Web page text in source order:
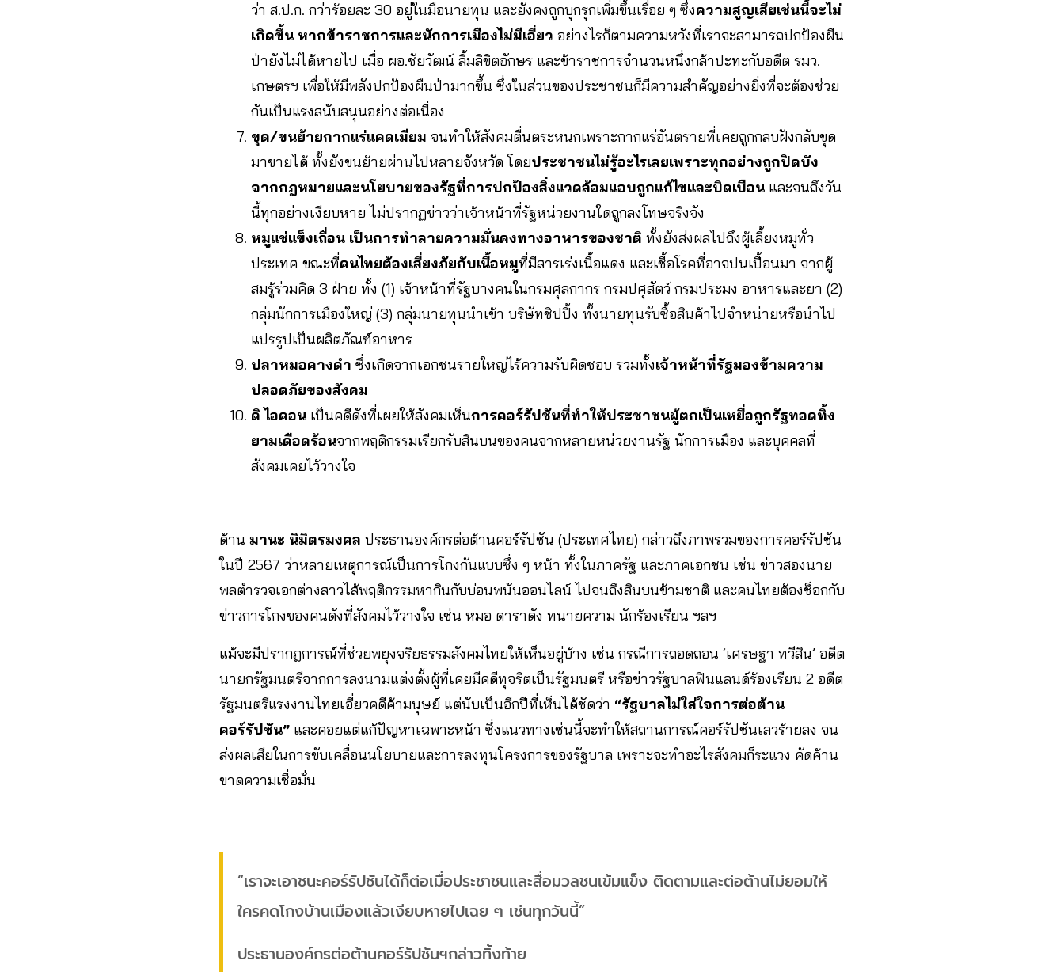
ว่า ส.ป.ก. กว่าร้อยละ 30 อยู่ในมือนายทุน และยังคงถูกบุกรุกเพิ่มขึ้นเรื่อย ๆ ซึ่งความสูญเสียเช่นนี้จะไม่
เกิดขึ้น หากข้าราชการและนักการเมืองไม่มีเอี่ยว อย่างไรก็ตามความหวังที่เราจะสามารถปกป้องผืน
ป่ายังไม่ได้หายไป เมื่อ ผอ.ชัยวัฒน์ ลิ้มลิขิตอักษร และข้าราชการจำนวนหนึ่งกล้าปะทะกับอดีต รมว.
เกษตรฯ เพื่อให้มีพลังปกป้องผืนป่ามากขึ้น ซึ่งในส่วนของประชาชนก็มีความสำคัญอย่างยิ่งที่จะต้องช่วย
กันเป็นแรงสนับสนุนอย่างต่อเนื่อง
ขุด/ขนย้ายกากแร่แคดเมียม จนทำให้สังคมตื่นตระหนกเพราะกากแร่อันตรายที่เคยถูกกลบฝังกลับขุด
มาขายได้ ทั้งยังขนย้ายผ่านไปหลายจังหวัด โดยประชาชนไม่รู้อะไรเลยเพราะทุกอย่างถูกปิดบัง
จากกฎหมายและนโยบายของรัฐที่การปกป้องสิ่งแวดล้อมแอบถูกแก้ไขและบิดเบือน และจนถึงวัน
นี้ทุกอย่างเงียบหาย ไม่ปรากฏข่าวว่าเจ้าหน้าที่รัฐหน่วยงานใดถูกลงโทษจริงจัง
หมูแช่แข็งเถื่อน เป็นการทำลายความมั่นคงทางอาหารของชาติ ทั้งยังส่งผลไปถึงผู้เลี้ยงหมูทั่ว
ประเทศ ขณะที่คนไทยต้องเสี่ยงภัยกับเนื้อหมูที่มีสารเร่งเนื้อแดง และเชื้อโรคที่อาจปนเปื้อนมา จากผู้
สมรู้ร่วมคิด 3 ฝ่าย ทั้ง (1) เจ้าหน้าที่รัฐบางคนในกรมศุลกากร กรมปศุสัตว์ กรมประมง อาหารและยา (2)
กลุ่มนักการเมืองใหญ่ (3) กลุ่มนายทุนนำเข้า บริษัทชิปปิ้ง ทั้งนายทุนรับซื้อสินค้าไปจำหน่ายหรือนำไป
แปรรูปเป็นผลิตภัณฑ์อาหาร
ปลาหมอคางดำ ซึ่งเกิดจากเอกชนรายใหญ่ไร้ความรับผิดชอบ รวมทั้งเจ้าหน้าที่รัฐมองข้ามความ
ปลอดภัยของสังคม
ดิ ไอคอน เป็นคดีดังที่เผยให้สังคมเห็นการคอร์รัปชันที่ทำให้ประชาชนผู้ตกเป็นเหยื่อถูกรัฐทอดทิ้ง
ยามเดือดร้อนจากพฤติกรรมเรียกรับสินบนของคนจากหลายหน่วยงานรัฐ นักการเมือง และบุคคลที่
สังคมเคยไว้วางใจ
ด้าน มานะ นิมิตรมงคล ประธานองค์กรต่อต้านคอร์รัปชัน (ประเทศไทย) กล่าวถึงภาพรวมของการคอร์รัปชัน
ในปี 2567 ว่าหลายเหตุการณ์เป็นการโกงกันแบบซึ่ง ๆ หน้า ทั้งในภาครัฐ และภาคเอกชน เช่น ข่าวสองนาย
พลตำรวจเอกต่างสาวไส้พฤติกรรมหากินกับบ่อนพนันออนไลน์ ไปจนถึงสินบนข้ามชาติ และคนไทยต้องช็อกกับ
ข่าวการโกงของคนดังที่สังคมไว้วางใจ เช่น หมอ ดาราดัง ทนายความ นักร้องเรียน ฯลฯ
แม้จะมีปรากฎการณ์ที่ช่วยพยุงจริยธรรมสังคมไทยให้เห็นอยู่บ้าง เช่น กรณีการถอดถอน ‘เศรษฐา ทวีสิน’ อดีต
นายกรัฐมนตรีจากการลงนามแต่งตั้งผู้ที่เคยมีคดีทุจริตเป็นรัฐมนตรี หรือข่าวรัฐบาลฟินแลนด์ร้องเรียน 2 อดีต
รัฐมนตรีแรงงานไทยเอี่ยวคดีค้ามนุษย์ แต่นับเป็นอีกปีที่เห็นได้ชัดว่า “รัฐบาลไม่ใส่ใจการต่อต้าน
คอร์รัปชัน” และคอยแต่แก้ปัญหาเฉพาะหน้า ซึ่งแนวทางเช่นนี้จะทำให้สถานการณ์คอร์รัปชันเลวร้ายลง จน
ส่งผลเสียในการขับเคลื่อนนโยบายและการลงทุนโครงการของรัฐบาล เพราะจะทำอะไรสังคมก็ระแวง คัดค้าน
ขาดความเชื่อมั่น
“เราจะเอาชนะคอร์รัปชันได้ก็ต่อเมื่อประชาชนและสื่อมวลชนเข้มแข็ง ติดตามและต่อต้านไม่ยอมให้
ใครคดโกงบ้านเมืองแล้วเงียบหายไปเฉย ๆ เช่นทุกวันนี้”
ประธานองค์กรต่อต้านคอร์รัปชันฯกล่าวทิ้งท้าย